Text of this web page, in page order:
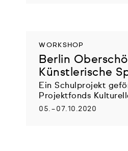
WORKSHOP
Berlin
Künstlerische
Ein Schulprojekt
Projektfonds
05. – 07.10.2020